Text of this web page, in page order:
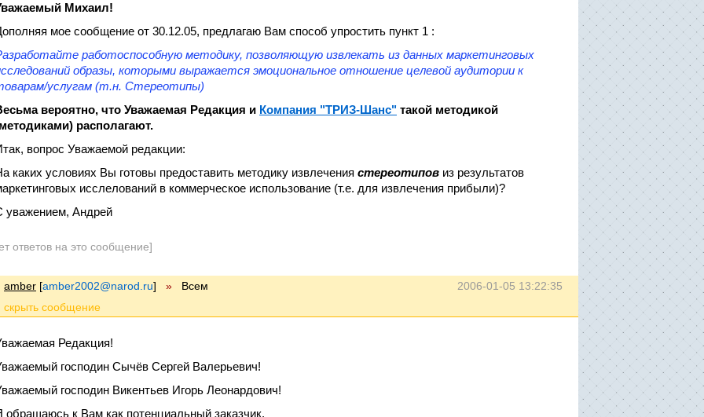
Михаил!
мое сообщение от 30.12.05, предлагаю Вам способ упростить пункт 1 :
работоспособную методику, позволяющую извлекать из данных маркетинговых
образы, которыми выражается эмоциональное отношение целевой аудитории к
услугам (т.н. Стереотипы)
вероятно, что Уважаемая Редакция и Компания "ТРИЗ-Шанс" такой методикой
располагают.
вопрос Уважаемой редакции:
каких условиях Вы готовы предоставить методику извлечения стереотипов из результатов
исслелований в коммерческое использование (т.е. для извлечения прибыли)?
уважением, Андрей
ответов на это сообщение]
2006-01-05 13:22:35
amber [amber2002@narod.ru] » Всем
Редакция!
господин Сычёв Сергей Валерьевич!
господин Викентьев Игорь Леонардович!
обращаюсь к Вам как потенциальный заказчик.